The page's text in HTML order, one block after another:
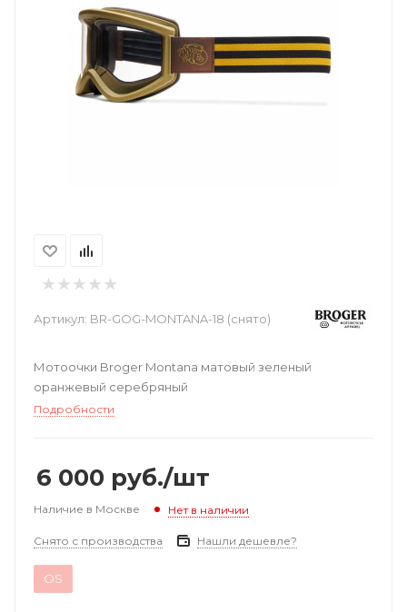
Артикул: BR-GOG-MONTANA-18 (снято)
Мотоочки Broger Montana матовый зеленый
оранжевый серебряный
Подробности
6 000 руб./шт
Наличие в Москве Нет в наличии
Снято с производства Нашли дешевле?
OS